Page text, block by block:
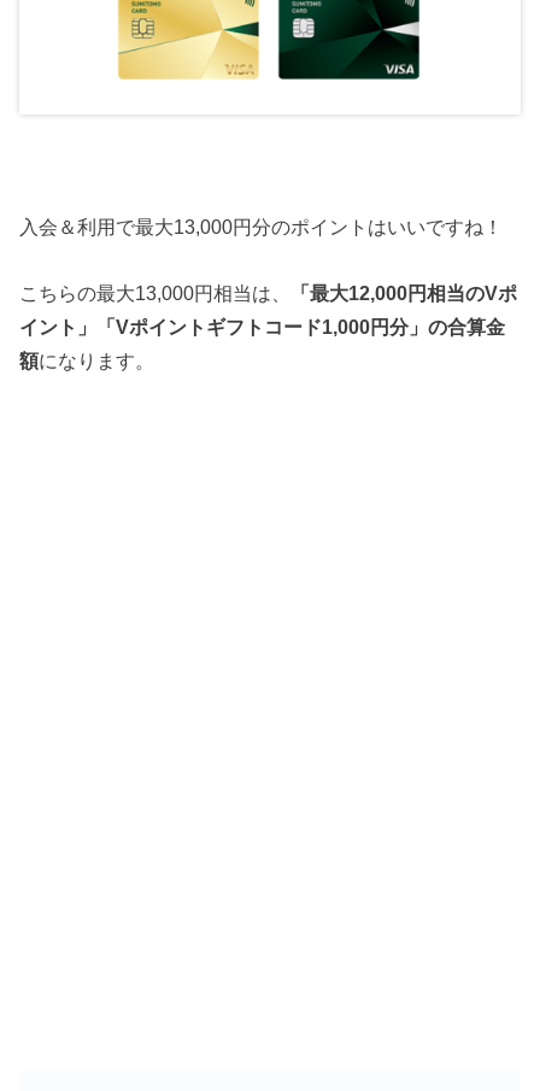
入会＆利用で最大13,000円分のポイントはいいですね！
こちらの最大13,000円相当は、
「最大12,000円相当のVポ
イント」「Vポイントギフトコード1,000円分」の合算金
額になります。